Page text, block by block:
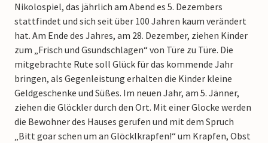
Nikolospiel, das jährlich am Abend es 5. Dezembers
stattfindet und sich seit über 100 Jahren kaum verändert
hat. Am Ende des Jahres, am 28. Dezember, ziehen Kinder
zum „Frisch und Gsundschlagen“ von Türe zu Türe. Die
mitgebrachte Rute soll Glück für das kommende Jahr
bringen, als Gegenleistung erhalten die Kinder kleine
Geldgeschenke und Süßes. Im neuen Jahr, am 5. Jänner,
ziehen die Glöckler durch den Ort. Mit einer Glocke werden
die Bewohner des Hauses gerufen und mit dem Spruch
„Bitt goar schen um an Glöcklkrapfen!“ um Krapfen, Obst